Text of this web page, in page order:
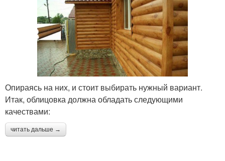
Опираясь на них, и стоит выбирать нужный вариант.
Итак, облицовка должна обладать следующими
качествами:
читать дальше →